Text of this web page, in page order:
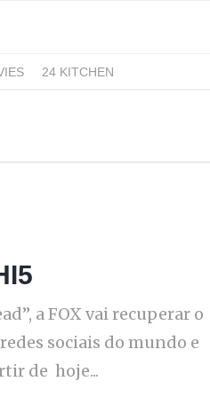
24 KITCHEN
a FOX vai recuperar o
sociais do mundo e
de hoje...